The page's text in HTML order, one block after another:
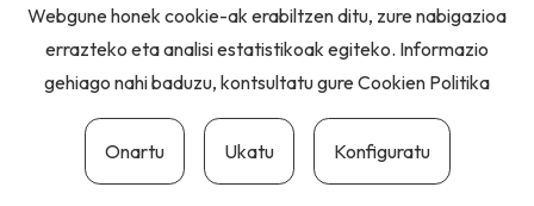
Webgune honek cookie-ak erabiltzen ditu, zure nabigazioa
errazteko eta analisi estatistikoak egiteko. Informazio
gehiago nahi baduzu, kontsultatu gureCookien Politika
Onartu Ukatu Konfiguratu